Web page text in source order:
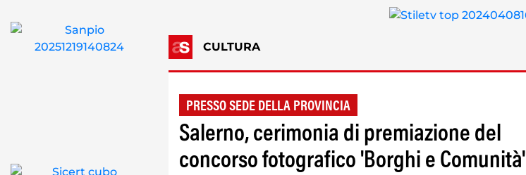
CULTURA
PRESSO SEDE DELLA PROVINCIA
Salerno, cerimonia di premiazione del
concorso fotografico 'Borghi e Comunità'